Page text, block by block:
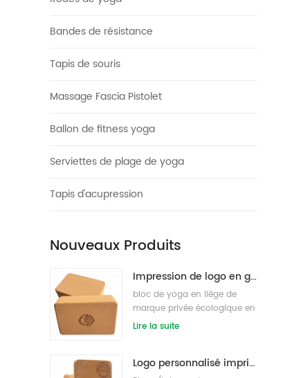
Bandes de résistance
Tapis de souris
Massage Fascia Pistolet
Ballon de fitness yoga
Serviettes de plage de yoga
Tapis d'acupression
Nouveaux Produits
Impression de logo en gros blocs/briques de yoga en liège naturel respectueux de l'environnement
bloc de yoga en liège de
marque privée écologique en
gros s / briques
Lire la suite
Logo personnalisé imprimant des blocs de yoga en liège écologiques pour l'entraînement physique